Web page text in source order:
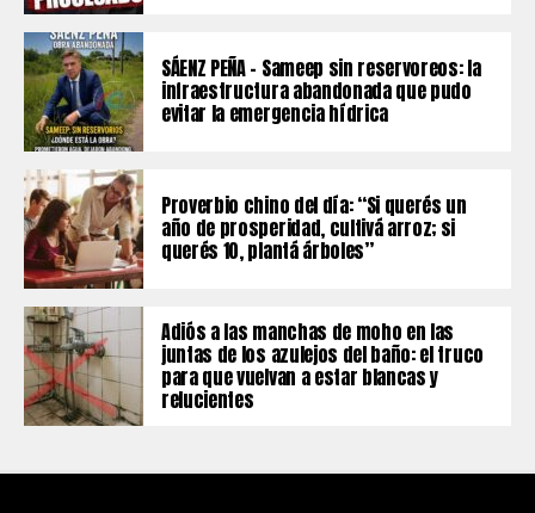
SÁENZ PEÑA – Sameep sin reservoreos: la
infraestructura abandonada que pudo
evitar la emergencia hídrica
Proverbio chino del día: “Si querés un
año de prosperidad, cultivá arroz; si
querés 10, plantá árboles”
Adiós a las manchas de moho en las
juntas de los azulejos del baño: el truco
para que vuelvan a estar blancas y
relucientes